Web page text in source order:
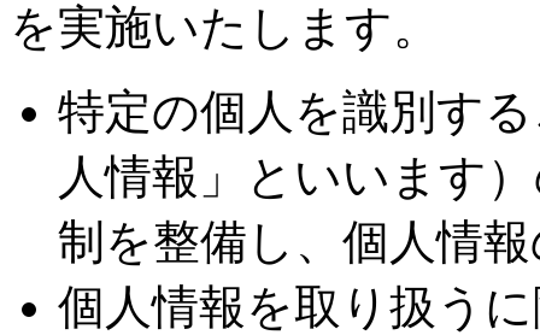
を実施いたします。
特定の個人を識別す
人情報」といいます
制を整備し、個人情
個人情報を取り扱う